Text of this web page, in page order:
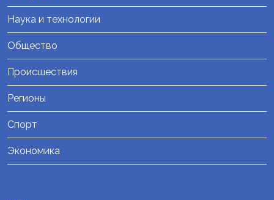
Наука и технологии
Общество
Происшествия
Регионы
Спорт
Экономика